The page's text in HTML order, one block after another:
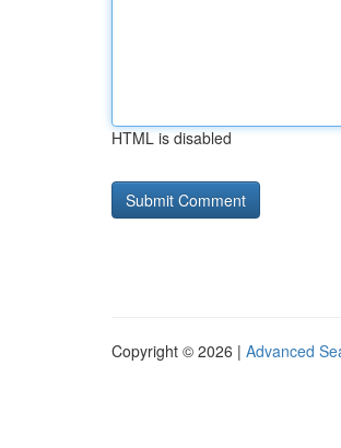
HTML is disabled
Copyright © 2026 | Advanced